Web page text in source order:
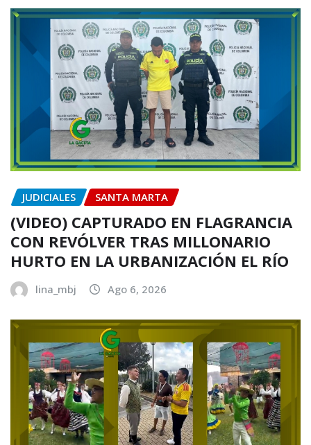
JUDICIALES SANTA MARTA
(VIDEO) CAPTURADO EN FLAGRANCIA
CON REVÓLVER TRAS MILLONARIO
HURTO EN LA URBANIZACIÓN EL RÍO
lina_mbj Ago 6, 2026